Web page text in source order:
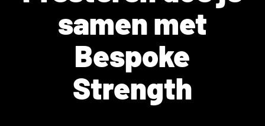
samen met
Bespoke
Strength